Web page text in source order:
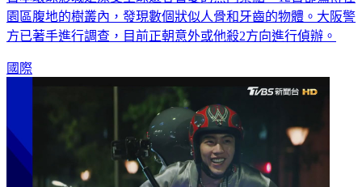
園區腹地的樹叢內，發現數個狀似人骨和牙齒的物體。大阪警
方已著手進行調查，目前正朝意外或他殺2方向進行偵辦。
國際